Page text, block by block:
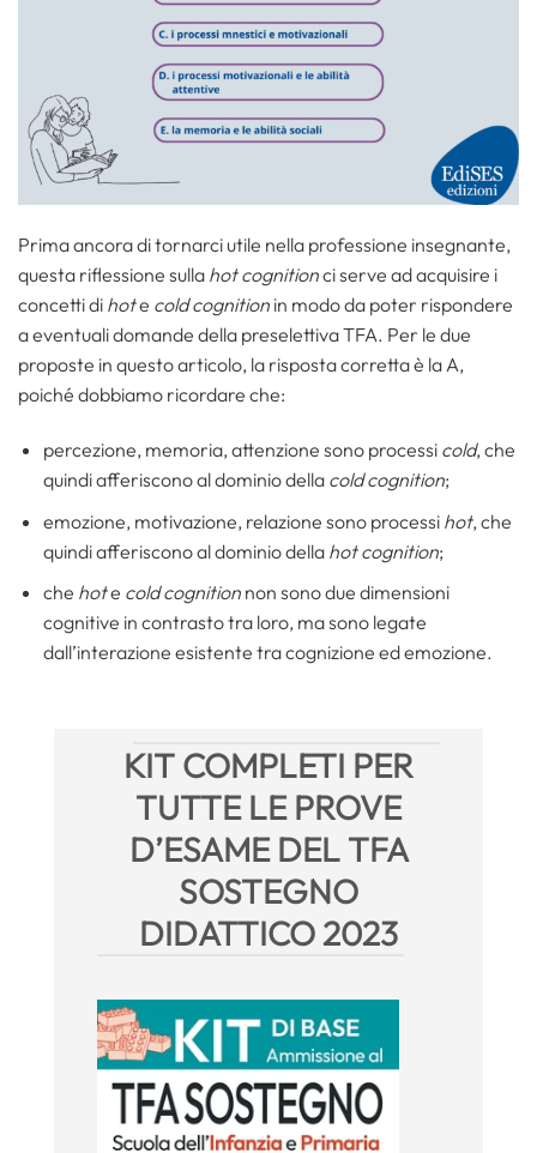
Prima ancora di tornarci utile nella professione insegnante,
questa riflessione sulla hot cognitionci serve ad acquisire i
concetti di hote cold cognition in modo da poter rispondere
a eventuali domande della preselettiva TFA. Per le due
proposte in questo articolo, la risposta corretta è la A,
poiché dobbiamo ricordare che:
percezione, memoria, attenzione sono processi cold, che
quindi afferiscono al dominio della cold cognition;
emozione, motivazione, relazione sono processi hot, che
quindi afferiscono al dominio della hot cognition;
che hote cold cognitionnon sono due dimensioni
cognitive in contrasto tra loro, ma sono legate
dall’interazione esistente tra cognizione ed emozione.
KIT COMPLETI PER
TUTTE LE PROVE
D’ESAME DEL TFA
SOSTEGNO
DIDATTICO 2023